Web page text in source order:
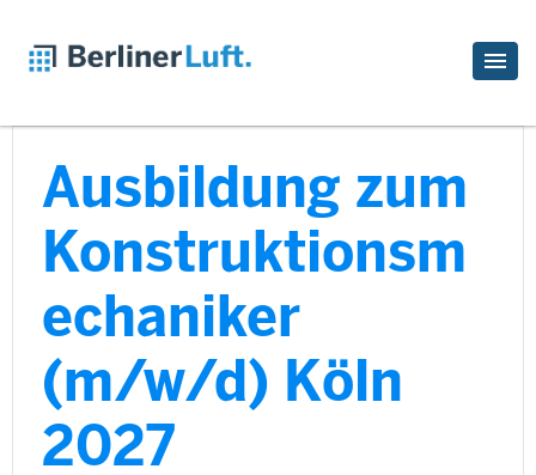
Ausbildung zum
Konstruktionsm
echaniker
(m/w/d) Köln
2027